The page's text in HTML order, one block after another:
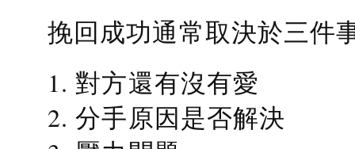
挽回成功通常取決於三件
1. 對方還有沒有愛
2. 分手原因是否解決